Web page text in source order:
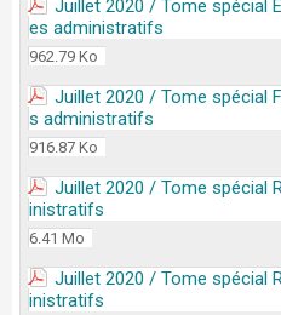
Juillet 2020 / Tome spécial
es administratifs
962.79 Ko
Juillet 2020 / Tome spécial
s administratifs
916.87 Ko
Juillet 2020 / Tome spécial
inistratifs
6.41 Mo
Juillet 2020 / Tome spécial
inistratifs